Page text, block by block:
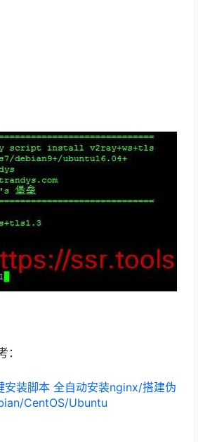
安装脚本 全自动安装nginx/搭建伪
CentOS/Ubuntu